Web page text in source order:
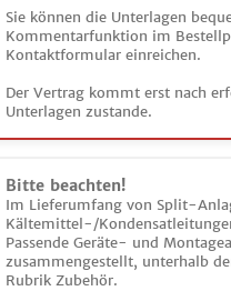
Sie können die Unterlagen
Kommentarfunktion im
Kontaktformular einreichen.
Der Vertrag kommt erst nach
Unterlagen zustande.
Bitte beachten!
Im Lieferumfang von Split-
Kältemittel-/
Passende Geräte- und
zusammengestellt, unterhalb
Rubrik Zubehör.